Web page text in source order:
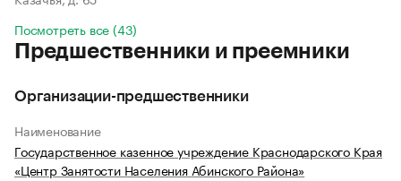
Посмотреть все (43)
Предшественники и преемники
Организации-предшественники
Наименование
Государственное казенное учреждение Краснодарского Края
«Центр Занятости Населения Абинского Района»